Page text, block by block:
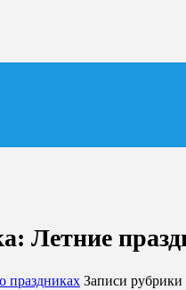
Летние
праздниках Записи